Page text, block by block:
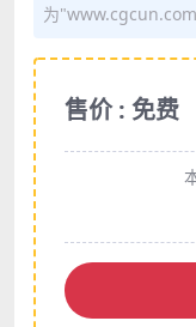
为
售价 : 免费